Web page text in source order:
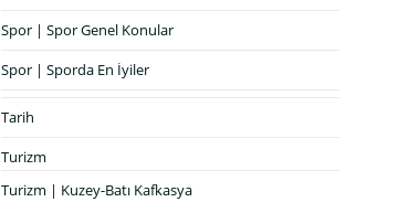
Spor | Spor Genel Konular
Spor | Sporda En İyiler
Tarih
Turizm
Turizm | Kuzey-Batı Kafkasya